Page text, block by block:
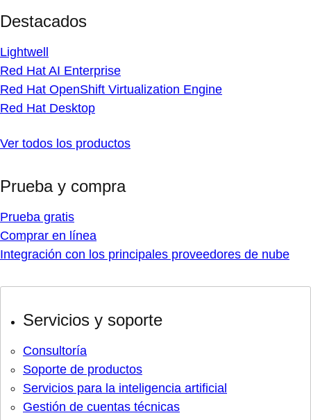
Destacados
Lightwell
Red Hat AI Enterprise
Red Hat OpenShift Virtualization Engine
Red Hat Desktop
Ver todos los productos
Prueba y compra
Prueba gratis
Comprar en línea
Integración con los principales proveedores de nube
Servicios y soporte
Consultoría
Soporte de productos
Servicios para la inteligencia artificial
Gestión de cuentas técnicas